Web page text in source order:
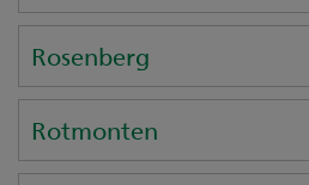
Rosenberg
Rotmonten